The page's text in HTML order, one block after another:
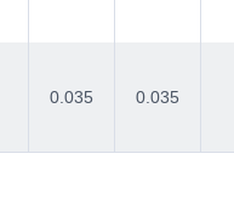
0.035 0.035